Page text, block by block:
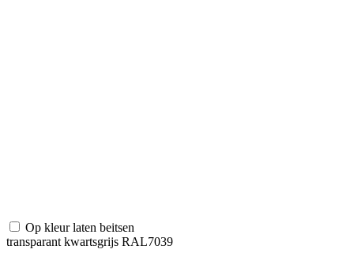
Op kleur laten beitsen
transparant kwartsgrijs RAL7039